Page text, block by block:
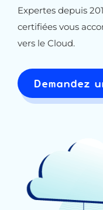
Expertes depuis
certifiées vous
vers le Cloud.
Demandez